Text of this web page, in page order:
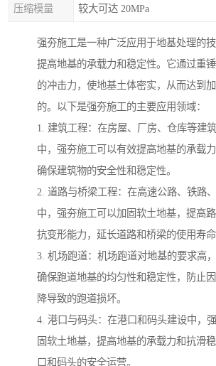
压缩模量 较大可达 20MPa
强夯施工是一种广泛应用于地基处理的
提高地基的承载力和稳定性。它通过重
的冲击力，使地基土体密实，从而达到
的。以下是强夯施工的主要应用领域：
1. 建筑工程：在房屋、厂房、仓库等建
中，强夯施工可以有效提高地基的承载力
确保建筑物的安全性和稳定性。
2. 道路与桥梁工程：在高速公路、铁路
中，强夯施工可以加固软土地基，提高
抗变形能力，延长道路和桥梁的使用寿命
3. 机场跑道：机场跑道对地基的要求高
确保跑道地基的均匀性和稳定性，防止
降导致的跑道损坏。
4. 港口与码头：在港口和码头建设中，
固软土地基，提高地基的承载力和抗滑
口和码头的安全运营。